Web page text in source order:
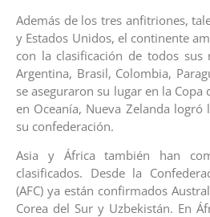
Además de los tres anfitriones,
y Estados Unidos, el continente
con la clasificación de todos sus
Argentina, Brasil, Colombia,
se aseguraron su lugar en la
en Oceanía, Nueva Zelanda
su confederación.
Asia y África también han
clasificados. Desde la
(AFC) ya están confirmados
Corea del Sur y Uzbekistán. En